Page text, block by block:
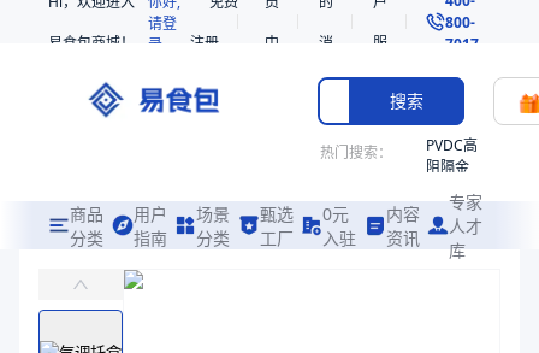
易食包商城！
请登
录
注册
中
消
息
服
务
800-
7017
搜索
热门搜索：
PVDC高
阻隔金
共挤热
收缩袋
商品
分类
用户
指南
场景
分类
甄选
工厂
0元
入驻
内容
资讯
专家
人才
库
易食包（EPAK）专注于气调托盒包装，提供详尽的规格参数、实物图